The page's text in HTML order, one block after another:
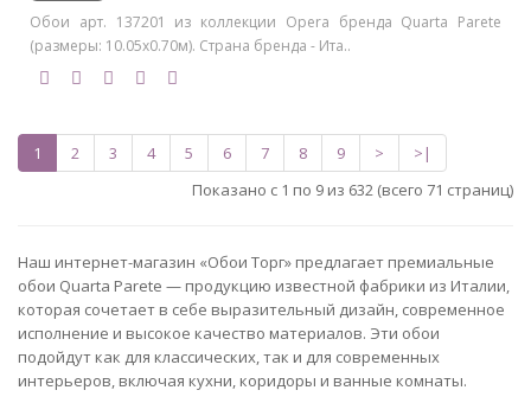
Обои арт. 137201 из коллекции Opera бренда Quarta Parete
(размеры: 10.05х0.70м). Страна бренда - Ита..
1 2 3 4 5 6 7 8 9 >
>|
Показано с 1 по 9 из 632 (всего 71 страниц)
Наш интернет-магазин «Обои Торг» предлагает премиальные
обои Quarta Parete — продукцию известной фабрики из Италии,
которая сочетает в себе выразительный дизайн, современное
исполнение и высокое качество материалов. Эти обои
подойдут как для классических, так и для современных
интерьеров, включая кухни, коридоры и ванные комнаты.